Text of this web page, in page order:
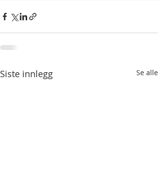
Siste innlegg Se alle